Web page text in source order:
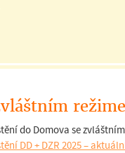
do Domova se
DD + DZR 2025 –